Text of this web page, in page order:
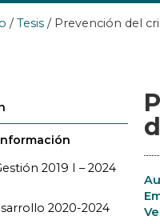
/Tesis / Prevención del
2019 I – 2024
2020-2024